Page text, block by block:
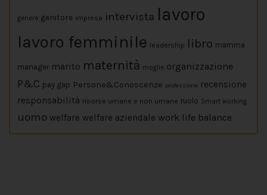
genere genitore impresa intervista lavoro
lavoro femminile leadership libro mamma
manager marito maternità moglie organizzazione
P&C pay gap Persone&Conoscenze professione recensione
responsabilità risorse umane e non umane ruolo Smart working
uomo welfare welfare aziendale work life balance